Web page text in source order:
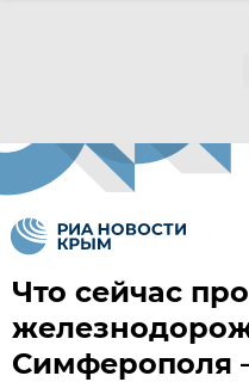
Что сейчас
Симферополя